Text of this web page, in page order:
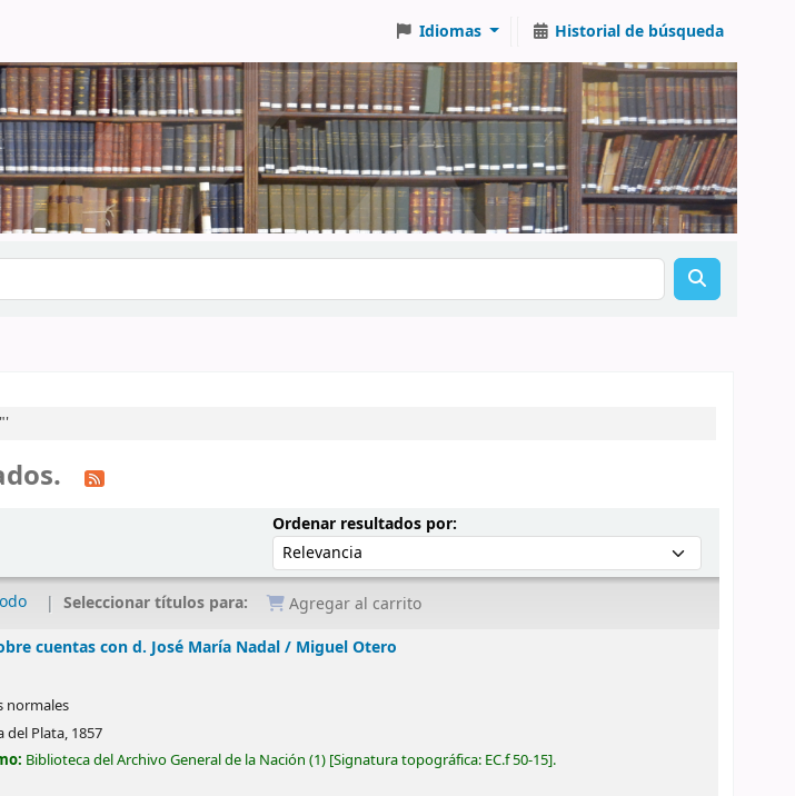
Idiomas Historial de búsqueda
Ordenar resultados por:Ordenar por:
Seleccionar títulos para:
Agregar al carrito
cuentas con d. José María Nadal / Miguel Otero
normales
del Plata, 1857
Biblioteca del Archivo General de la Nación (1) Signatura topográfica: EC.f 50-15 .